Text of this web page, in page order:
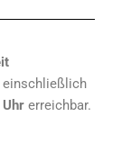
einschließlich
erreichbar.